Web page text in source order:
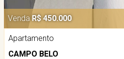
Venda R$ 450.000
Apartamento
CAMPO BELO